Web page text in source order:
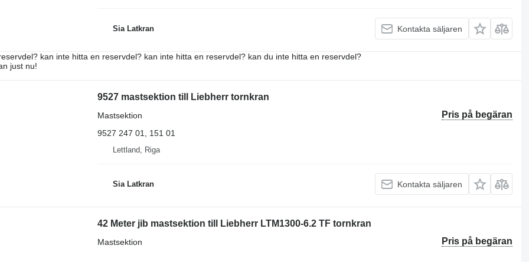
Sia Latkran Kontakta säljaren
kan inte hitta en reservdel? kan inte hitta en reservdel? kan du inte hitta en reservdel?
just nu!
9527 mastsektion till Liebherr tornkran
Pris på begäran
Mastsektion
9527 247 01, 151 01
Lettland, Riga
Sia Latkran Kontakta säljaren
42 Meter jib mastsektion till Liebherr LTM1300-6.2 TF tornkran
Pris på begäran
Mastsektion